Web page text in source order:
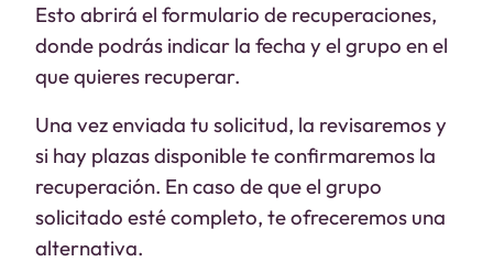
Esto abrirá el formulario de recuperaciones,
donde podrás indicar la fecha y el grupo en el
que quieres recuperar.
Una vez enviada tu solicitud, la revisaremos y
si hay plazas disponible te confirmaremos la
recuperación. En caso de que el grupo
solicitado esté completo, te ofreceremos una
alternativa.